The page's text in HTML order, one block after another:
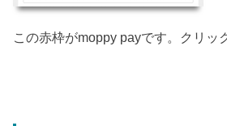
この赤枠がmoppy payです。クリッ